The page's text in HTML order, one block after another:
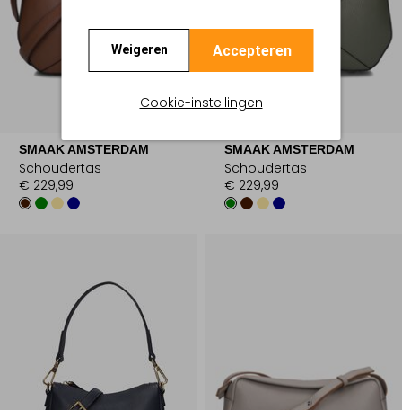
Weigeren Accepteren
Cookie-instellingen
SMAAK AMSTERDAM
Schoudertas
€ 229,99
SMAAK AMSTERDAM
Schoudertas
€ 229,99